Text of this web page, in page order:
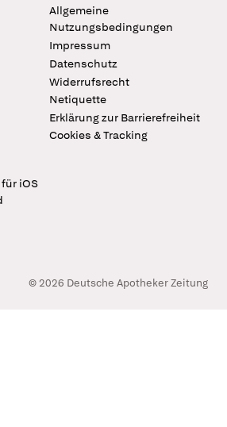
Allgemeine
Nutzungsbedingungen
Impressum
Datenschutz
Widerrufsrecht
Netiquette
Erklärung zur Barrierefreiheit
Cookies & Tracking
iOS
© 2026 Deutsche Apotheker Zeitung